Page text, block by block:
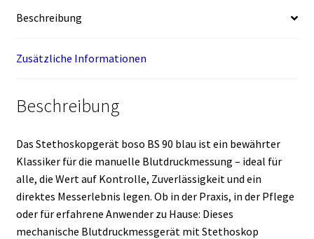
Beschreibung
Zusätzliche Informationen
Beschreibung
Das Stethoskopgerät boso BS 90 blau ist ein bewährter
Klassiker für die manuelle Blutdruckmessung – ideal für
alle, die Wert auf Kontrolle, Zuverlässigkeit und ein
direktes Messerlebnis legen. Ob in der Praxis, in der Pflege
oder für erfahrene Anwender zu Hause: Dieses
mechanische Blutdruckmessgerät mit Stethoskop